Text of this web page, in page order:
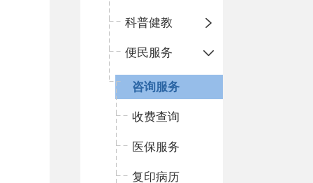
科普健教
便民服务
咨询服务
收费查询
医保服务
复印病历